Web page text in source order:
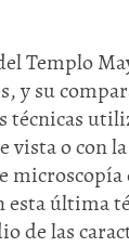
Templo
su
o con
esta última
de las